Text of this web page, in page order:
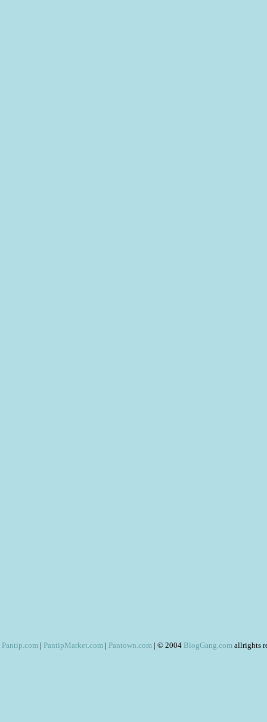
Pantip.com | PantipMarket.com | Pantown.com | © 2004 BlogGang.com allrights